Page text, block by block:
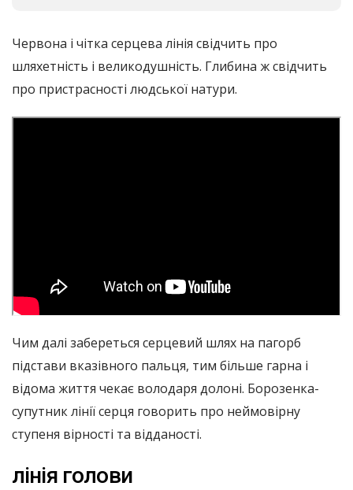
Червона і чітка серцева лінія свідчить про
шляхетність і великодушність. Глибина ж свідчить
про пристрасності людської натури.
Чим далі забереться серцевий шлях на пагорб
підстави вказівного пальця, тим більше гарна і
відома життя чекає володаря долоні. Борозенка-
супутник лінії серця говорить про неймовірну
ступеня вірності та відданості.
лінія голови